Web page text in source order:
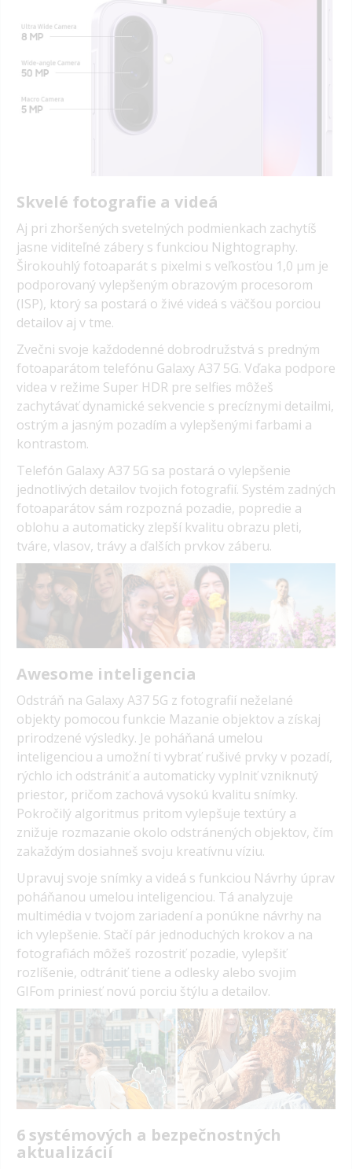
Skvelé fotografie a videá
Aj pri zhoršených svetelných podmienkach zachytíš
jasne viditeľné zábery s funkciou Nightography.
Širokouhlý fotoaparát s pixelmi s veľkosťou 1,0 µm je
podporovaný vylepšeným obrazovým procesorom
(ISP), ktorý sa postará o živé videá s väčšou porciou
detailov aj v tme.
Zvečni svoje každodenné dobrodružstvá s predným
fotoaparátom telefónu Galaxy A37 5G. Vďaka podpore
videa v režime Super HDR pre selfies môžeš
zachytávať dynamické sekvencie s precíznymi detailmi,
ostrým a jasným pozadím a vylepšenými farbami a
kontrastom.
Telefón Galaxy A37 5G sa postará o vylepšenie
jednotlivých detailov tvojich fotografií. Systém zadných
fotoaparátov sám rozpozná pozadie, popredie a
oblohu a automaticky zlepší kvalitu obrazu pleti,
tváre, vlasov, trávy a ďalších prvkov záberu.
Awesome inteligencia
Odstráň na Galaxy A37 5G z fotografií neželané
objekty pomocou funkcie Mazanie objektov a získaj
prirodzené výsledky. Je poháňaná umelou
inteligenciou a umožní ti vybrať rušivé prvky v pozadí,
rýchlo ich odstrániť a automaticky vyplniť vzniknutý
priestor, pričom zachová vysokú kvalitu snímky.
Pokročilý algoritmus pritom vylepšuje textúry a
znižuje rozmazanie okolo odstránených objektov, čím
zakaždým dosiahneš svoju kreatívnu víziu.
Upravuj svoje snímky a videá s funkciou Návrhy úprav
poháňanou umelou inteligenciou. Tá analyzuje
multimédia v tvojom zariadení a ponúkne návrhy na
ich vylepšenie. Stačí pár jednoduchých krokov a na
fotografiách môžeš rozostriť pozadie, vylepšiť
rozlíšenie, odtrániť tiene a odlesky alebo svojim
GIFom priniesť novú porciu štýlu a detailov.
6 systémových a bezpečnostných
aktualizácií